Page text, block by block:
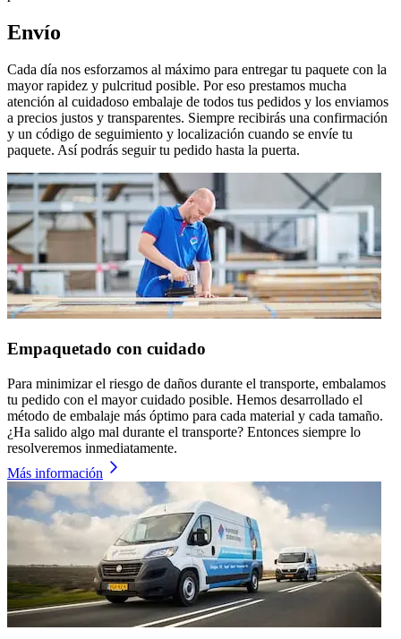
Envío
Cada día nos esforzamos al máximo para entregar tu paquete con la
mayor rapidez y pulcritud posible. Por eso prestamos mucha
atención al cuidadoso embalaje de todos tus pedidos y los enviamos
a precios justos y transparentes. Siempre recibirás una confirmación
y un código de seguimiento y localización cuando se envíe tu
paquete. Así podrás seguir tu pedido hasta la puerta.
Empaquetado con cuidado
Para minimizar el riesgo de daños durante el transporte, embalamos
tu pedido con el mayor cuidado posible. Hemos desarrollado el
método de embalaje más óptimo para cada material y cada tamaño.
¿Ha salido algo mal durante el transporte? Entonces siempre lo
resolveremos inmediatamente.
Más información